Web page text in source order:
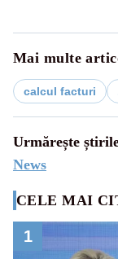
Mai multe
calcul facturi
Urmărește
News
CELE MAI
1